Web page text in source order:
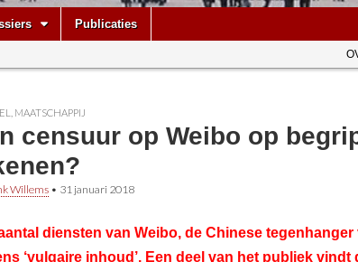
Publicaties
MAATSCHAPPIJ
censuur op Weibo op
Willems • 31 januari 2018
diensten van Weibo, de Chinese
‘vulgaire inhoud’. Een deel van het publiek vindt